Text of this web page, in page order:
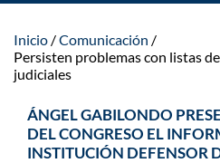
Inicio
Comunicación
Persisten problemas con listas
judiciales
ÁNGEL GABILONDO
DEL CONGRESO EL
INSTITUCIÓN DEFENSOR